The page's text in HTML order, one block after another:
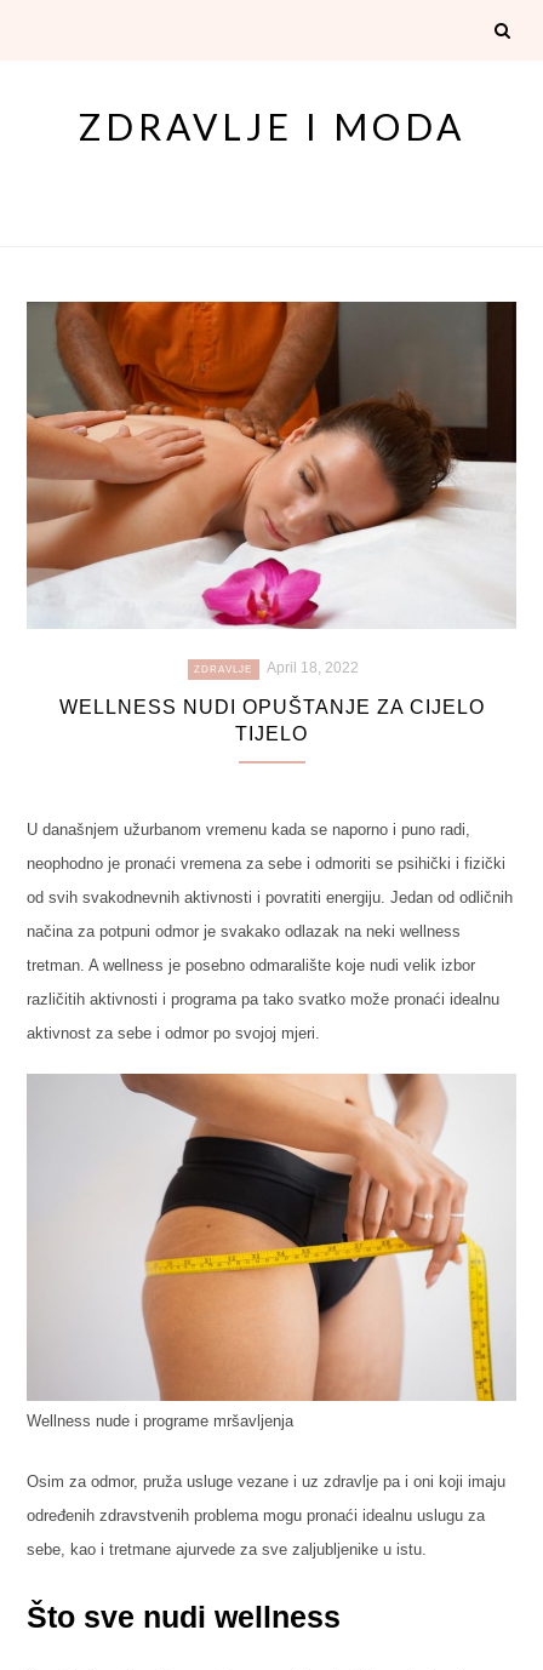
ZDRAVLJE I MODA
ZDRAVLJE April 18, 2022
WELLNESS NUDI OPUŠTANJE ZA CIJELO
TIJELO
U današnjem užurbanom vremenu kada se naporno i puno radi,
neophodno je pronaći vremena za sebe i odmoriti se psihički i fizički
od svih svakodnevnih aktivnosti i povratiti energiju. Jedan od odličnih
načina za potpuni odmor je svakako odlazak na neki wellness
tretman. A wellness je posebno odmaralište koje nudi velik izbor
različitih aktivnosti i programa pa tako svatko može pronaći idealnu
aktivnost za sebe i odmor po svojoj mjeri.
Wellness nude i programe mršavljenja
Osim za odmor, pruža usluge vezane i uz zdravlje pa i oni koji imaju
određenih zdravstvenih problema mogu pronaći idealnu uslugu za
sebe, kao i tretmane ajurvede za sve zaljubljenike u istu.
Što sve nudi wellness